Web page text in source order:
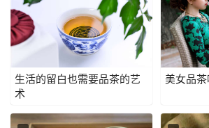
生活的留白也需要品茶的艺
术
美女品